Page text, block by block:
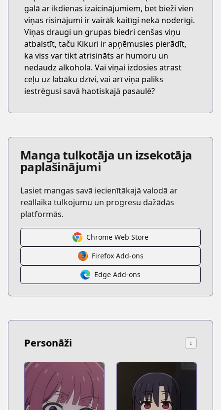
galā ar ikdienas izaicinājumiem, bet bieži vien
viņas risinājumi ir vairāk kaitīgi nekā noderīgi.
Viņas draugi un grupas biedri cenšas viņu
atbalstīt, taču Kikuri ir apņēmusies pierādīt,
ka viss var tikt atrisināts ar humoru un
nedaudz alkohola. Vai viņai izdosies atrast
ceļu uz labāku dzīvi, vai arī viņa paliks
iestrēgusi savā haotiskajā pasaulē?
Manga tulkotāja un izsekotāja
paplašinājumi
Lasiet mangas savā iecienītākajā valodā ar
reāllaika tulkojumu un progresu dažādās
platformās.
Chrome Web Store
Firefox Add-ons
Edge Add-ons
Personāži ↓